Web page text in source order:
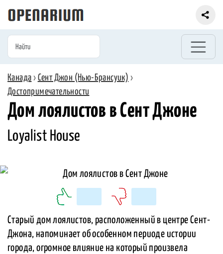
Канада › Сент Джон (Нью-Брансуик) ›
Достопримечательности
Дом лоялистов в Сент Джоне
Loyalist House
Старый дом лоялистов, расположенный в центре Сент-
Джона, напоминает об особенном периоде истории
города, огромное влияние на который произвела